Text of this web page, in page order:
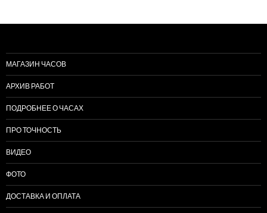
МАГАЗИН ЧАСОВ
АРХИВ РАБОТ
ПОДРОБНЕЕ О ЧАСАХ
ПРО ТОЧНОСТЬ
ВИДЕО
ФОТО
ДОСТАВКА И ОПЛАТА